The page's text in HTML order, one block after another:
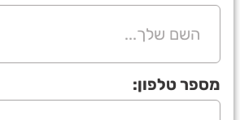
מספר טלפון: